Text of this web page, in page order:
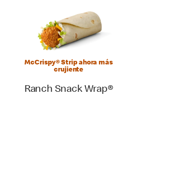
McCrispy® Strip ahora más
crujiente
Ranch Snack Wrap®